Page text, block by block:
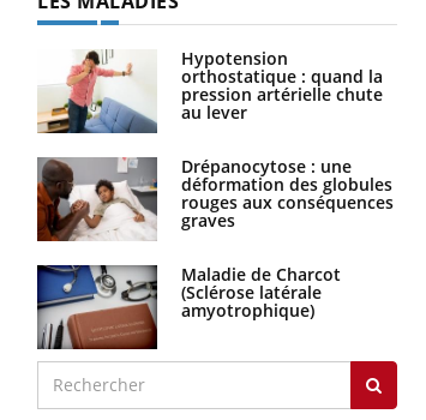
Hypotension
orthostatique : quand la
pression artérielle chute
au lever
Drépanocytose : une
déformation des globules
rouges aux conséquences
graves
Maladie de Charcot
(Sclérose latérale
amyotrophique)